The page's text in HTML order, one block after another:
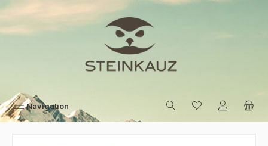
Zum Hauptinhalt springen
Navigation